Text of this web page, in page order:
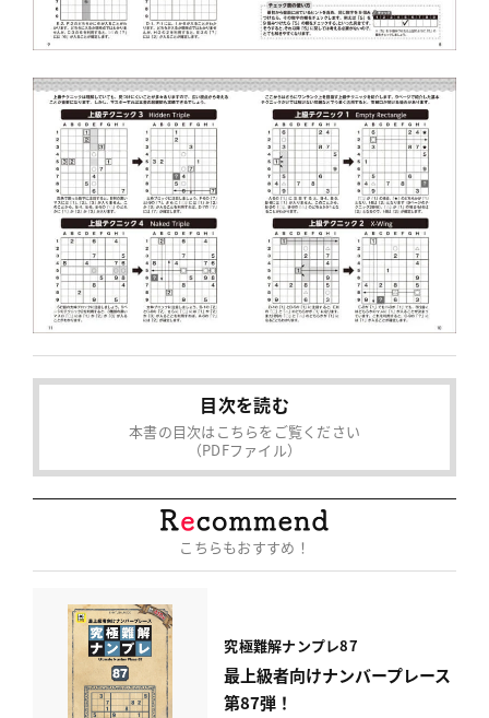
目次を読む
本書の目次はこちらをご覧ください
（PDFファイル）
こちらもおすすめ！
究極難解ナンプレ87
最上級者向けナンバープレース
第87弾！